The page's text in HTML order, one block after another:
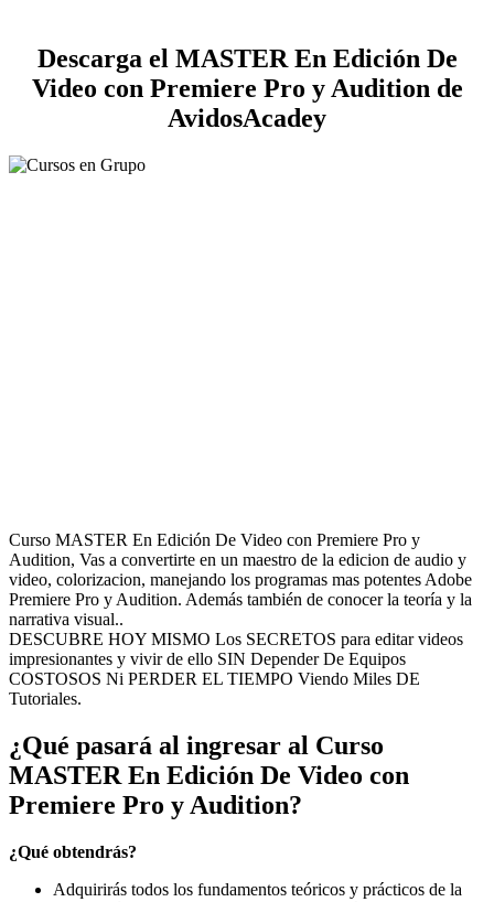
Descarga el MASTER En Edición De
Video con Premiere Pro y Audition de
AvidosAcadey
Curso MASTER En Edición De Video con Premiere Pro y
Audition, Vas a convertirte en un maestro de la edicion de audio y
video, colorizacion, manejando los programas mas potentes Adobe
Premiere Pro y Audition. Además también de conocer la teoría y la
narrativa visual..
DESCUBRE HOY MISMO Los SECRETOS para editar videos
impresionantes y vivir de ello SIN Depender De Equipos
COSTOSOS Ni PERDER EL TIEMPO Viendo Miles DE
Tutoriales.
¿Qué pasará al ingresar al Curso
MASTER En Edición De Video con
Premiere Pro y Audition?
¿Qué obtendrás?
Adquirirás todos los fundamentos teóricos y prácticos de la